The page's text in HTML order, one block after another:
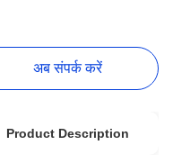
अब संपर्क करें
Product Description